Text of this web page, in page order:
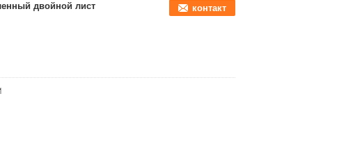
двойной лист
контакт